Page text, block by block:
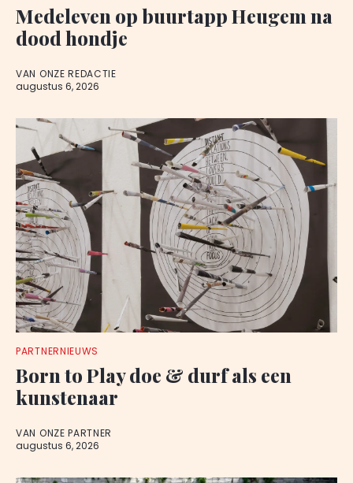
Medeleven op buurtapp Heugem na
dood hondje
VAN ONZE REDACTIE
augustus 6, 2026
PARTNERNIEUWS
Born to Play doe & durf als een
kunstenaar
VAN ONZE PARTNER
augustus 6, 2026